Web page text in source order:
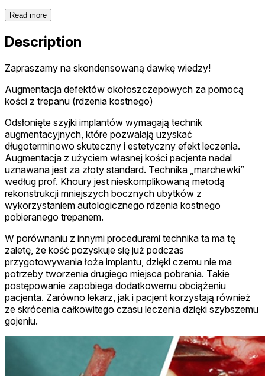
Read more
Description
Zapraszamy na skondensowaną dawkę wiedzy!
Augmentacja defektów okołoszczepowych za pomocą
kości z trepanu (rdzenia kostnego)
Odsłonięte szyjki implantów wymagają technik
augmentacyjnych, które pozwalają uzyskać
długoterminowo skuteczny i estetyczny efekt leczenia.
Augmentacja z użyciem własnej kości pacjenta nadal
uznawana jest za złoty standard. Technika „marchewki”
według prof. Khoury jest nieskomplikowaną metodą
rekonstrukcji mniejszych bocznych ubytków z
wykorzystaniem autologicznego rdzenia kostnego
pobieranego trepanem.
W porównaniu z innymi procedurami technika ta ma tę
zaletę, że kość pozyskuje się już podczas
przygotowywania łoża implantu, dzięki czemu nie ma
potrzeby tworzenia drugiego miejsca pobrania. Takie
postępowanie zapobiega dodatkowemu obciążeniu
pacjenta. Zarówno lekarz, jak i pacjent korzystają również
ze skrócenia całkowitego czasu leczenia dzięki szybszemu
gojeniu.